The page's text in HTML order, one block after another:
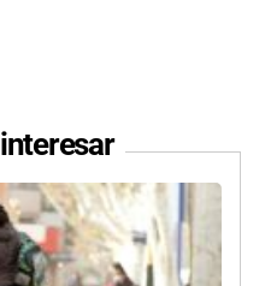
interesar